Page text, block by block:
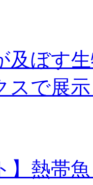
及ぼす
スで展
】熱帯